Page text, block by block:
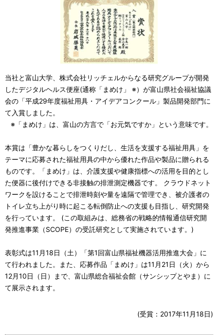
当社と富山大学、株式会社リッチェルからなる研究グループが開発
したデジタルヘルス便座(通称「まめけ」 ※）が富山県社会福祉協議
会の「平成29年度福祉用具・アイデアコンクール」製品開発部門に
て入賞しました。
※「まめけ」は、富山の方言で「お元気ですか」という意味です。
本賞は「豊かな暮らしをつくりだし、生活を支援する福祉用具」を
テーマに応募された福祉用具の中から優れた作品や製品に贈られる
ものです。「まめけ」は、介護支援や健康指標への活用を目的とし
た便器に後付けできる非接触の排泄測定機器です。 クラウドネット
ワークを設けることで排泄時刻や量を遠隔で管理でき、被介護者の
トイレ立ち上がり時に起こる転倒防止への支援も目指し、研究開発
を行っています。 (この取組みは、総務省の戦略的情報通信研究開
発推進事業（SCOPE）の受託研究として実施されています。)
表彰式は11月18日（土）「第1回富山県福祉機器活用推進大会」に
て行われました。また、応募作品「まめけ」は11月21日（火）から
12月10日（日）まで、富山県総合福祉会館（サンシップとやま）に
て展示されます。
(受賞： 2017年11月18日)